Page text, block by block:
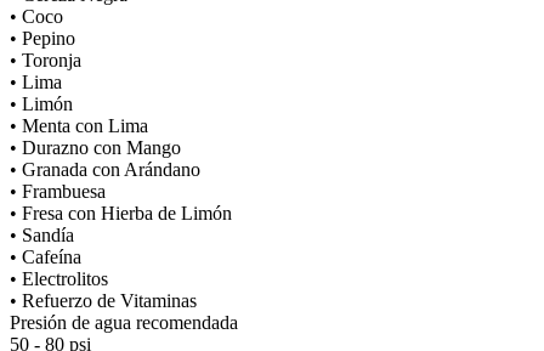
• Coco
• Pepino
• Toronja
• Lima
• Limón
• Menta con Lima
• Durazno con Mango
• Granada con Arándano
• Frambuesa
• Fresa con Hierba de Limón
• Sandía
• Cafeína
• Electrolitos
• Refuerzo de Vitaminas
Presión de agua recomendada
50 - 80 psi